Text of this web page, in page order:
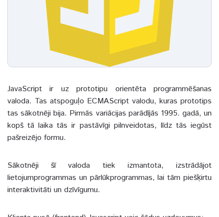
JavaScript ir uz prototipu orientēta programmēšanas
valoda. Tas atspoguļo ECMAScript valodu, kuras prototips
tas sākotnēji bija. Pirmās variācijas parādījās 1995. gadā, un
kopš tā laika tās ir pastāvīgi pilnveidotas, līdz tās iegūst
pašreizējo formu.
Sākotnēji šī valoda tiek izmantota, izstrādājot
lietojumprogrammas un pārlūkprogrammas, lai tām piešķirtu
interaktivitāti un dzīvīgumu.